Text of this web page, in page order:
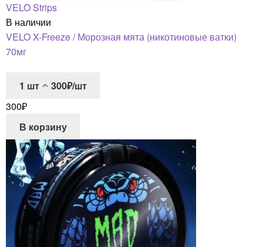
VELO Strips
В наличии
VELO X-Freeze / Морозная мята (никотиновые ватки)
70мг
1 шт
300₽/шт
300₽
В корзину